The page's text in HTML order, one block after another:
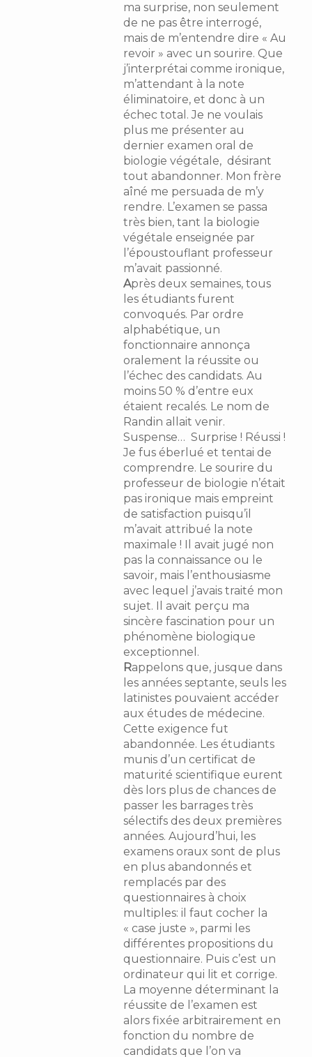
ma surprise, non seulement
de ne pas être interrogé,
mais de m’entendre dire « Au
revoir » avec un sourire. Que
j’interprétai comme ironique,
m’attendant à la note
éliminatoire, et donc à un
échec total. Je ne voulais
plus me présenter au
dernier examen oral de
biologie végétale, désirant
tout abandonner. Mon frère
aîné me persuada de m’y
rendre. L’examen se passa
très bien, tant la biologie
végétale enseignée par
l’époustouflant professeur
m’avait passionné.
Après deux semaines, tous
les étudiants furent
convoqués. Par ordre
alphabétique, un
fonctionnaire annonça
oralement la réussite ou
l’échec des candidats. Au
moins 50 % d’entre eux
étaient recalés. Le nom de
Randin allait venir.
Suspense… Surprise ! Réussi !
Je fus éberlué et tentai de
comprendre. Le sourire du
professeur de biologie n’était
pas ironique mais empreint
de satisfaction puisqu’il
m’avait attribué la note
maximale ! Il avait jugé non
pas la connaissance ou le
savoir, mais l’enthousiasme
avec lequel j’avais traité mon
sujet. Il avait perçu ma
sincère fascination pour un
phénomène biologique
exceptionnel.
Rappelons que, jusque dans
les années septante, seuls les
latinistes pouvaient accéder
aux études de médecine.
Cette exigence fut
abandonnée. Les étudiants
munis d’un certificat de
maturité scientifique eurent
dès lors plus de chances de
passer les barrages très
sélectifs des deux premières
années. Aujourd’hui, les
examens oraux sont de plus
en plus abandonnés et
remplacés par des
questionnaires à choix
multiples: il faut cocher la
« case juste », parmi les
différentes propositions du
questionnaire. Puis c’est un
ordinateur qui lit et corrige.
La moyenne déterminant la
réussite de l’examen est
alors fixée arbitrairement en
fonction du nombre de
candidats que l’on va